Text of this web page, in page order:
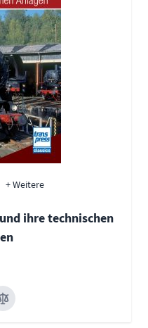
+ Weitere
ihre technischen